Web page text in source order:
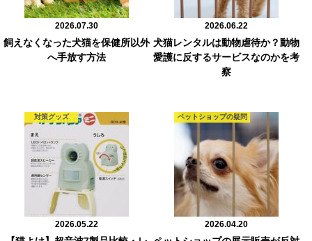
2026.07.30
飼えなくなった犬猫を保健所以外
へ手放す方法
2026.06.22
犬猫レンタルは動物虐待か？動物
愛護に反するサービスなのかを考
察
対策グッズ
2026.05.22
ペットショップの疑問
2026.04.20